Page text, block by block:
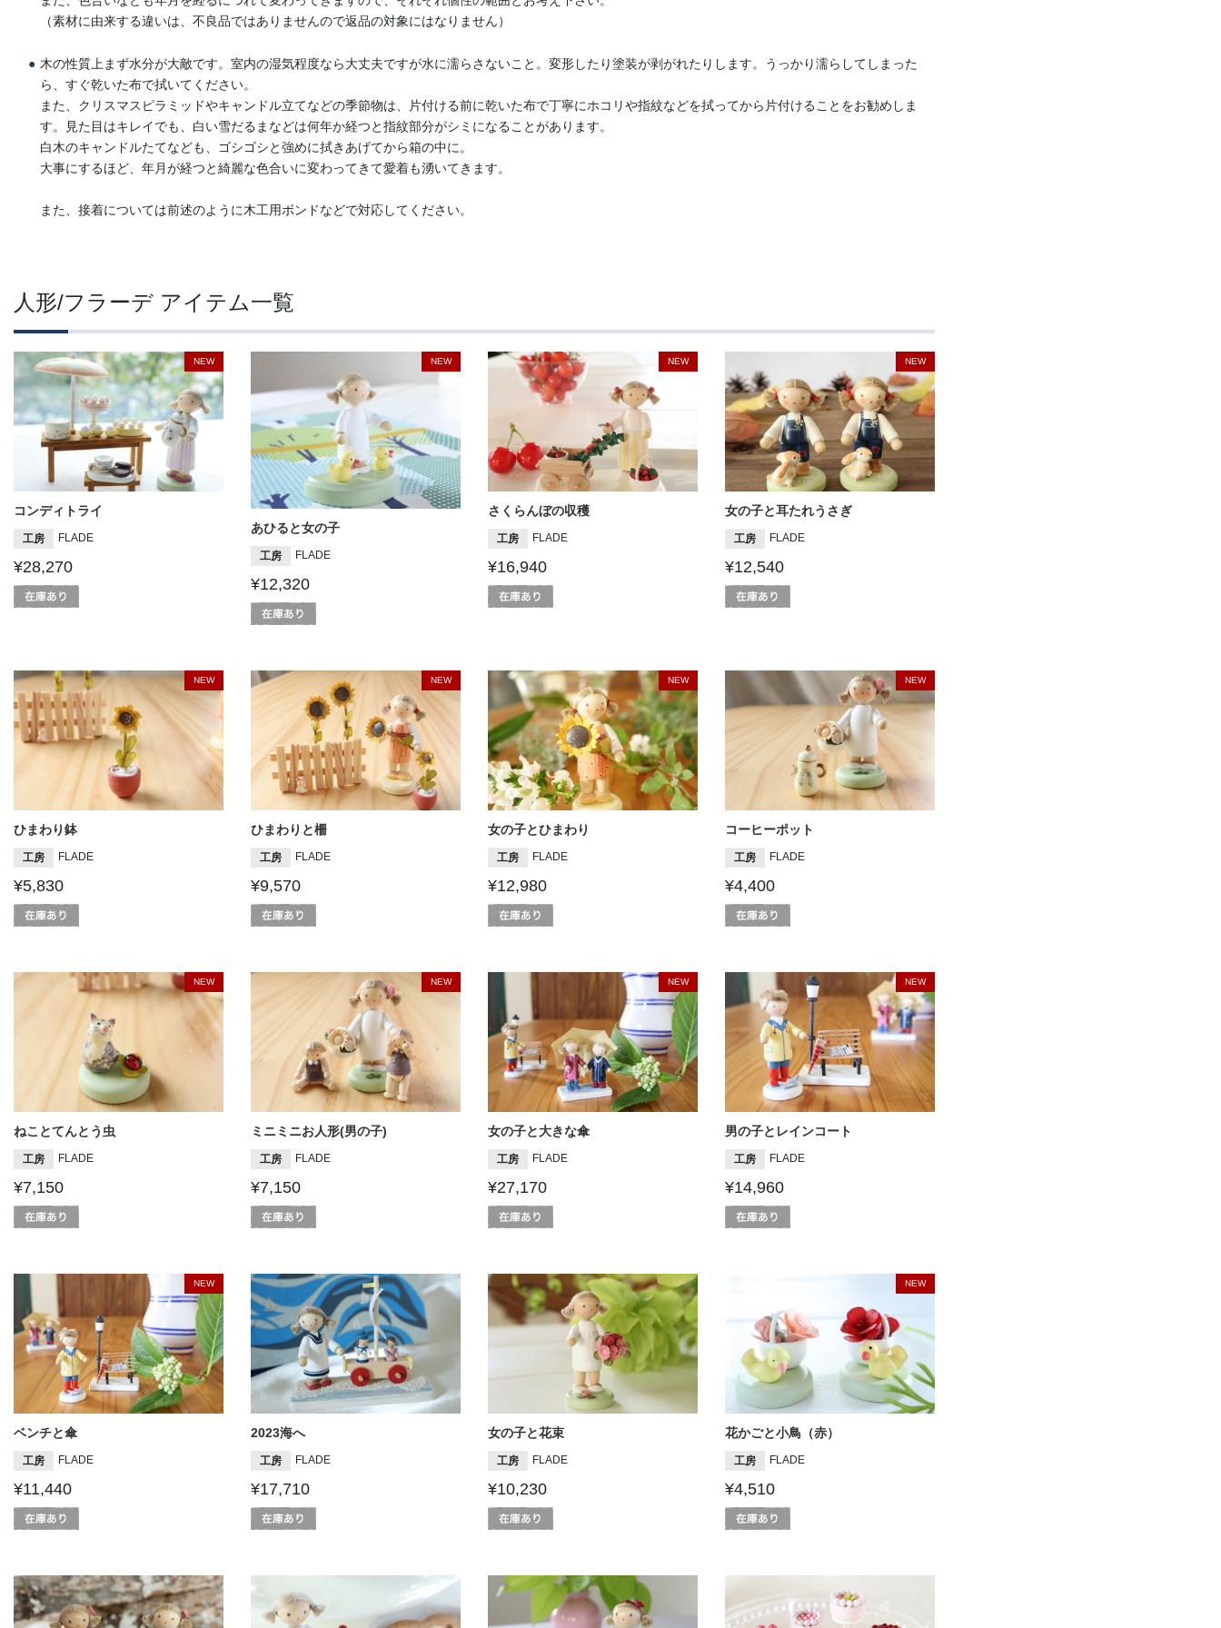
（素材に由来する違いは、不良品ではありませんので返品の対象にはなりません）
木の性質上まず水分が大敵です。室内の湿気程度なら大丈夫ですが水に濡らさないこと。変形したり塗装が剥がれたりします。うっかり濡らしてしまった
ら、すぐ乾いた布で拭いてください。
また、クリスマスピラミッドやキャンドル立てなどの季節物は、片付ける前に乾いた布で丁寧にホコリや指紋などを拭ってから片付けることをお勧めしま
す。見た目はキレイでも、白い雪だるまなどは何年か経つと指紋部分がシミになることがあります。
白木のキャンドルたてなども、ゴシゴシと強めに拭きあげてから箱の中に。
大事にするほど、年月が経つと綺麗な色合いに変わってきて愛着も湧いてきます。
また、接着については前述のように木工用ボンドなどで対応してください。
人形/フラーデ アイテム一覧
NEW
コンディトライ
工房 FLADE
¥28,270
NEW
あひると女の子
工房 FLADE
¥12,320
NEW
さくらんぼの収穫
工房 FLADE
¥16,940
NEW
女の子と耳たれうさぎ
工房 FLADE
¥12,540
NEW
ひまわり鉢
工房 FLADE
¥5,830
NEW
ひまわりと柵
工房 FLADE
¥9,570
NEW
女の子とひまわり
工房 FLADE
¥12,980
NEW
コーヒーポット
工房 FLADE
¥4,400
NEW
ねことてんとう虫
工房 FLADE
¥7,150
NEW
ミニミニお人形(男の子)
工房 FLADE
¥7,150
NEW
女の子と大きな傘
工房 FLADE
¥27,170
NEW
男の子とレインコート
工房 FLADE
¥14,960
NEW
ベンチと傘
工房 FLADE
¥11,440
2023海へ
工房 FLADE
¥17,710
女の子と花束
工房 FLADE
¥10,230
NEW
花かごと小鳥（赤）
工房 FLADE
¥4,510